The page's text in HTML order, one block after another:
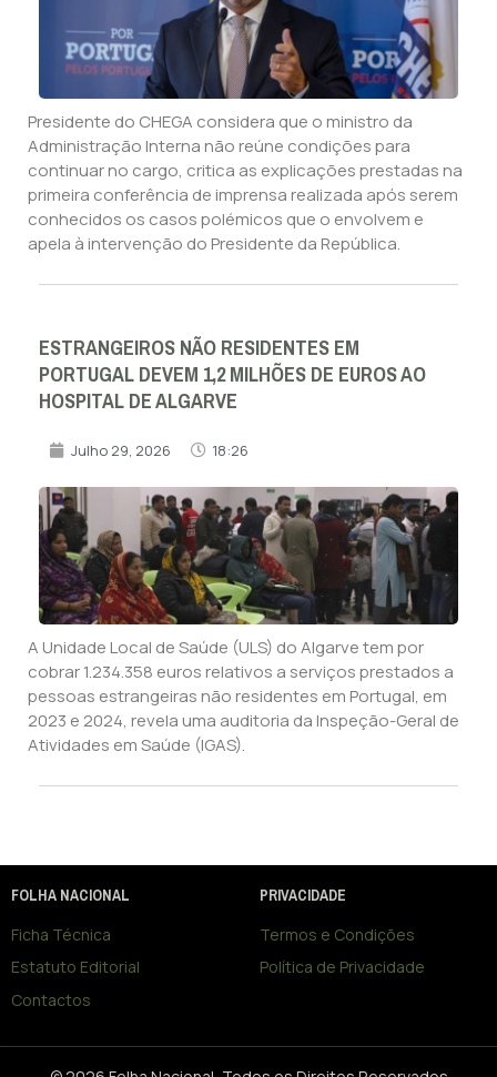
Presidente do CHEGA considera que o ministro da
Administração Interna não reúne condições para
continuar no cargo, critica as explicações prestadas na
primeira conferência de imprensa realizada após serem
conhecidos os casos polémicos que o envolvem e
apela à intervenção do Presidente da República.
ESTRANGEIROS NÃO RESIDENTES EM
PORTUGAL DEVEM 1,2 MILHÕES DE EUROS AO
HOSPITAL DE ALGARVE
Julho 29, 2026 18:26
A Unidade Local de Saúde (ULS) do Algarve tem por
cobrar 1.234.358 euros relativos a serviços prestados a
pessoas estrangeiras não residentes em Portugal, em
2023 e 2024, revela uma auditoria da Inspeção-Geral de
Atividades em Saúde (IGAS).
FOLHA NACIONAL
Ficha Técnica
Estatuto Editorial
Contactos
PRIVACIDADE
Termos e Condições
Política de Privacidade